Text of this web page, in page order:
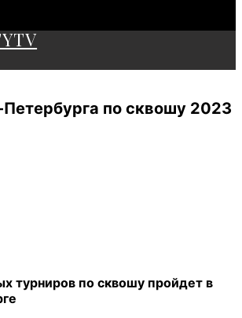
по сквошу 2023
турниров по сквошу пройдет в